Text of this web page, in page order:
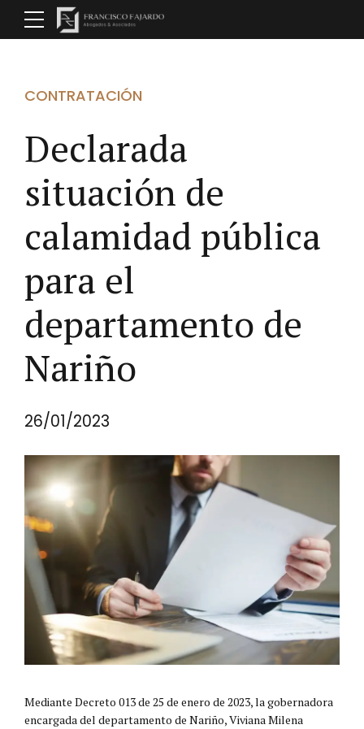
CONTRATACIÓN
Declarada
situación de
calamidad pública
para el
departamento de
Nariño
26/01/2023
Mediante Decreto 013 de 25 de enero de 2023, la gobernadora
encargada del departamento de Nariño, Viviana Milena